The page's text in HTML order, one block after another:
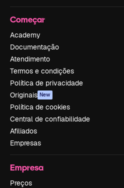
Começar
Academy
Documentação
Atendimento
Termos e condições
Política de privacidade
Originais New
Política de cookies
Central de confiabilidade
Afiliados
Empresas
Empresa
Preços